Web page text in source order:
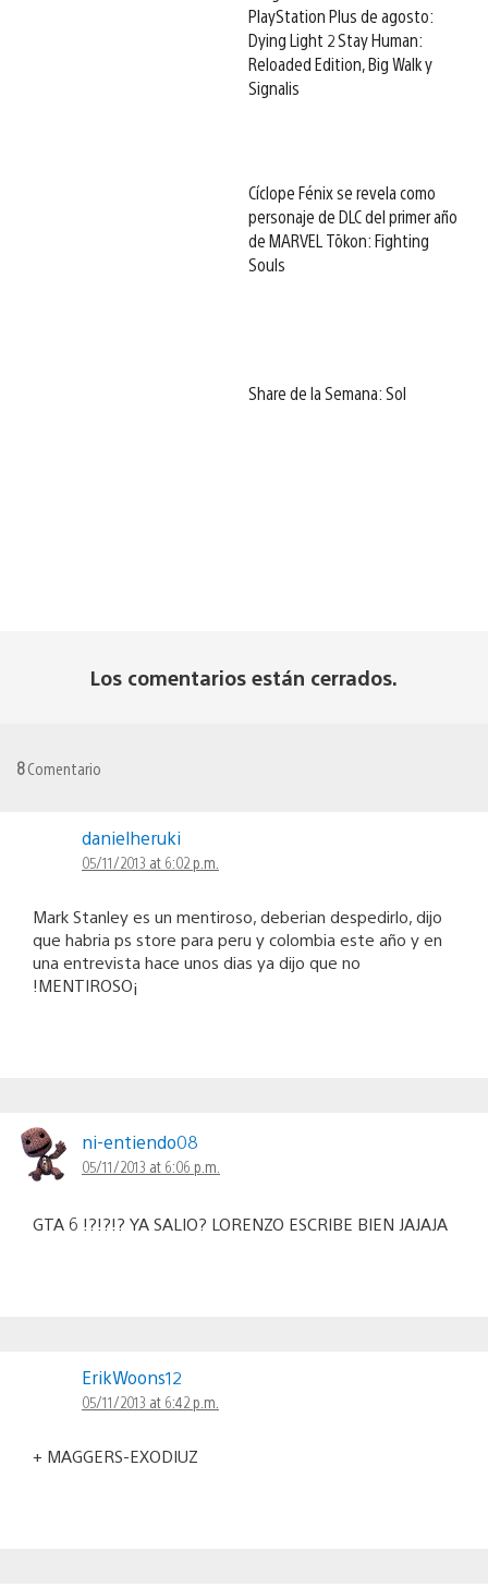
PlayStation Plus de agosto:
Dying Light 2 Stay Human:
Reloaded Edition, Big Walk y
Signalis
Cíclope Fénix se revela como
personaje de DLC del primer año
de MARVEL Tōkon: Fighting
Souls
Share de la Semana: Sol
Los comentarios están cerrados.
8Comentario
danielheruki
05/11/2013 at 6:02 p.m.
Mark Stanley es un mentiroso, deberian despedirlo, dijo
que habria ps store para peru y colombia este año y en
una entrevista hace unos dias ya dijo que no
!MENTIROSO¡
ni-entiendo08
05/11/2013 at 6:06 p.m.
GTA 6 !?!?!? YA SALIO? LORENZO ESCRIBE BIEN JAJAJA
ErikWoons12
05/11/2013 at 6:42 p.m.
+ MAGGERS-EXODIUZ